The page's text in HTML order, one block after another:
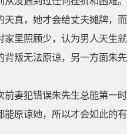
真，她才会给丈夫摊牌，
里照顾少，认为男人天生
叛无法原谅，另一方面朱
妻犯错误朱先生总能第一
原谅她，所以才会如此的